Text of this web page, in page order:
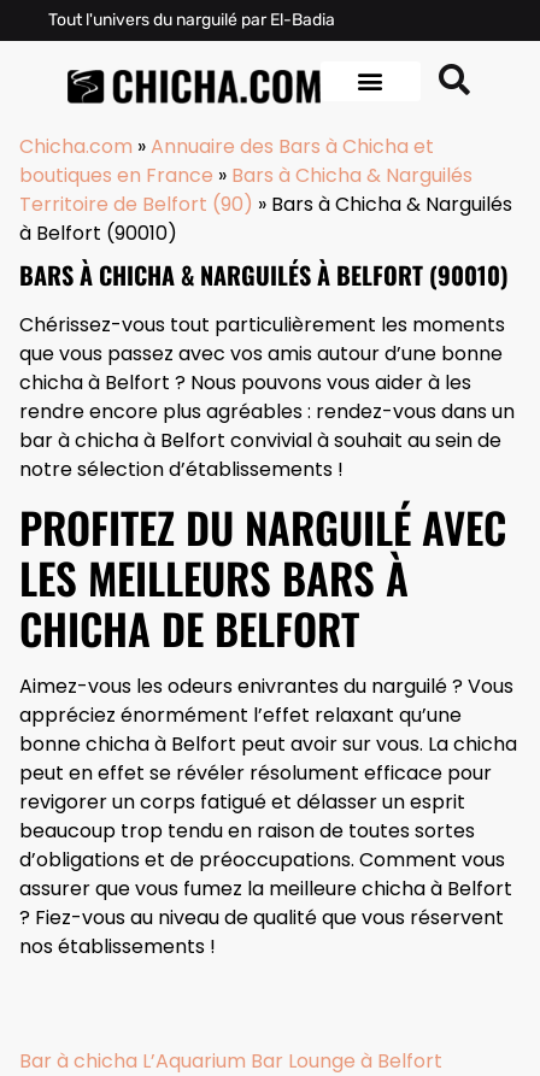
Tout l'univers du narguilé par El-Badia
Chicha.com »Annuaire des Bars à Chicha et
boutiques en France » Bars à Chicha & Narguilés
Territoire de Belfort (90) » Bars à Chicha & Narguilés
à Belfort (90010)
BARS À CHICHA & NARGUILÉS À BELFORT (90010)
Chérissez-vous tout particulièrement les moments
que vous passez avec vos amis autour d’une bonne
chicha à Belfort ? Nous pouvons vous aider à les
rendre encore plus agréables : rendez-vous dans un
bar à chicha à Belfort convivial à souhait au sein de
notre sélection d’établissements !
PROFITEZ DU NARGUILÉ AVEC
LES MEILLEURS BARS À
CHICHA DE BELFORT
Aimez-vous les odeurs enivrantes du narguilé ? Vous
appréciez énormément l’effet relaxant qu’une
bonne chicha à Belfort peut avoir sur vous. La chicha
peut en effet se révéler résolument efficace pour
revigorer un corps fatigué et délasser un esprit
beaucoup trop tendu en raison de toutes sortes
d’obligations et de préoccupations. Comment vous
assurer que vous fumez la meilleure chicha à Belfort
? Fiez-vous au niveau de qualité que vous réservent
nos établissements !
Bar à chicha L’Aquarium Bar Lounge à Belfort